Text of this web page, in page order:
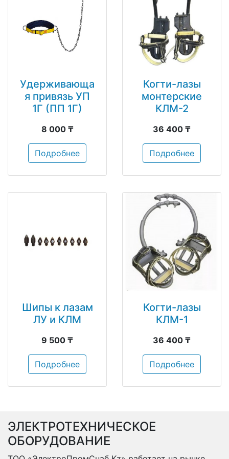
Удерживающа
я привязь УП
1Г (ПП 1Г)
8 000 ₸
Подробнее
Когти-лазы
монтерские
КЛМ-2
36 400 ₸
Подробнее
Шипы к лазам
ЛУ и КЛМ
9 500 ₸
Подробнее
Когти-лазы
КЛМ-1
36 400 ₸
Подробнее
ЭЛЕКТРОТЕХНИЧЕСКОЕ
ОБОРУДОВАНИЕ